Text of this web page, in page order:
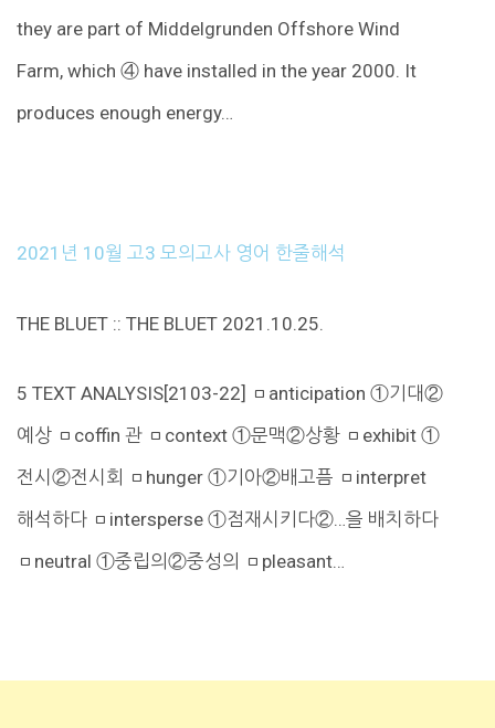
they are part of Middelgrunden Offshore Wind
Farm, which ④ have installed in the year 2000. It
produces enough energy…
2021년 10월 고3 모의고사 영어 한줄해석
THE BLUET :: THE BLUET 2021.10.25.
5 TEXT ANALYSIS[2103-22] ㅁanticipation ①기대②
예상 ㅁcoffin 관 ㅁcontext ①문맥②상황 ㅁexhibit ①
전시②전시회 ㅁhunger ①기아②배고픔 ㅁinterpret
해석하다 ㅁintersperse ①점재시키다②…을 배치하다
ㅁneutral ①중립의②중성의 ㅁpleasant…